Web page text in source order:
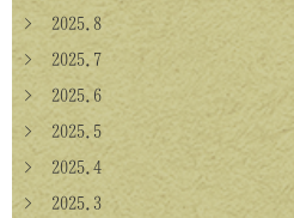
> 2025.8
> 2025.7
> 2025.6
> 2025.5
> 2025.4
> 2025.3